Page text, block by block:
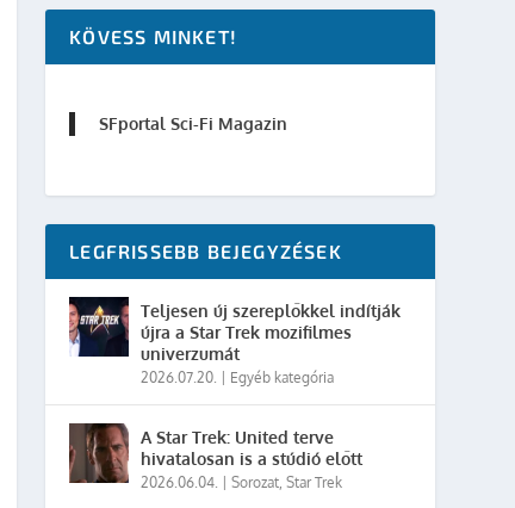
KÖVESS MINKET!
SFportal Sci-Fi Magazin
LEGFRISSEBB BEJEGYZÉSEK
Teljesen új szereplőkkel indítják
újra a Star Trek mozifilmes
univerzumát
2026.07.20. Egyéb kategória
A Star Trek: United terve
hivatalosan is a stúdió előtt
2026.06.04. |Sorozat,Star Trek